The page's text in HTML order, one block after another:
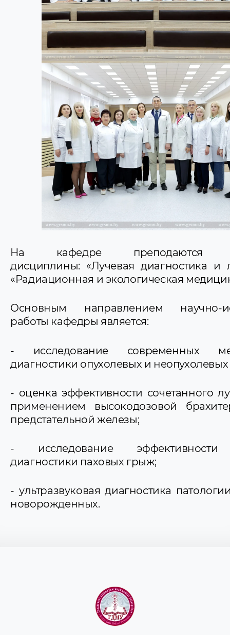
Оториноларингологии и глазных
болезней
Патологической анатомии
Патологической физиологии им. Д.А.
Маслакова
Поликлинической педиатрии
Пропедевтики внутренних болезней
Психиатрии и наркологии
Психологии и педагогики
Психотерапии и клинической
психодиагностики
Русского и белорусского языков
Социально-гуманитарных наук
Травматологии, ортопедии и ВПХ
Фармакологии имени профессора М.В.
Кораблёва
Физического воспитания и спорта
Фтизиопульмонологии
На кафедре преподаются
дисциплины: «Лучевая диагностика и
«Радиационная и экологическая
Основным направлением научно-
работы кафедры является:
- исследование современных
диагностики опухолевых и
- оценка эффективности сочетанного
применением высокодозовой
предстательной железы;
- исследование эффективности
диагностики паховых грыж;
- ультразвуковая диагностика
новорожденных.